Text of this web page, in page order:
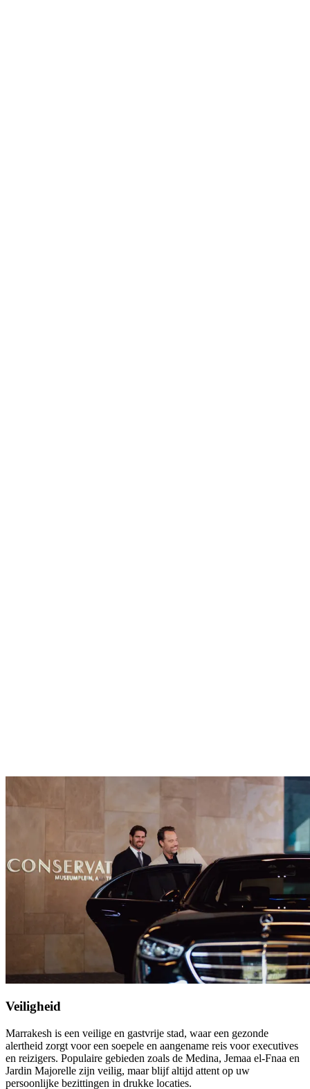
Veiligheid
Marrakesh is een veilige en gastvrije stad, waar een gezonde
alertheid zorgt voor een soepele en aangename reis voor executives
en reizigers. Populaire gebieden zoals de Medina, Jemaa el-Fnaa en
Jardin Majorelle zijn veilig, maar blijf altijd attent op uw
persoonlijke bezittingen in drukke locaties.